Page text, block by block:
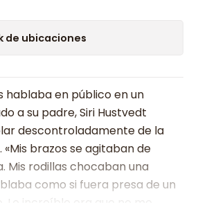
de ubicaciones
hablaba en público en un
a su padre, Siri Hustvedt
descontroladamente de la
«Mis brazos se agitaban de
Mis rodillas chocaban una
como si fuera presa de un